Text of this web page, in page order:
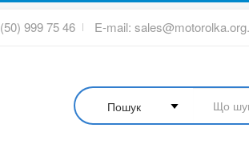
999 75 46 E-mail: